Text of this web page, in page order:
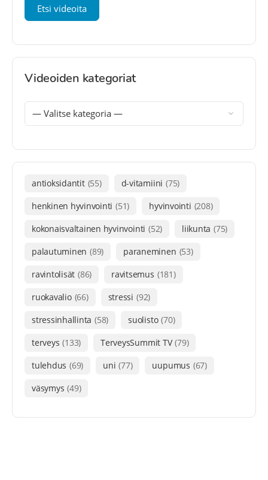
Videoiden kategoriat
antioksidantit (55) d-vitamiini (75)
henkinen hyvinvointi (51) hyvinvointi (208)
kokonaisvaltainen hyvinvointi (52) liikunta (75)
palautuminen (89) paraneminen (53)
ravintolisät (86) ravitsemus (181)
ruokavalio (66) stressi (92)
stressinhallinta (58) suolisto (70)
terveys (133) TerveysSummit TV (79)
tulehdus (69) uni (77) uupumus (67)
väsymys (49)